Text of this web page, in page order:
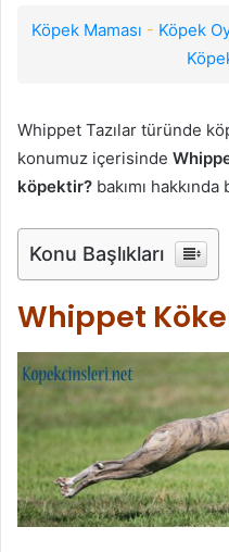
Köpek Maması - Köpek
Whippet Tazılar türünde
konumuz içerisinde
köpektir? bakımı
Konu Başlıkları
Whippet